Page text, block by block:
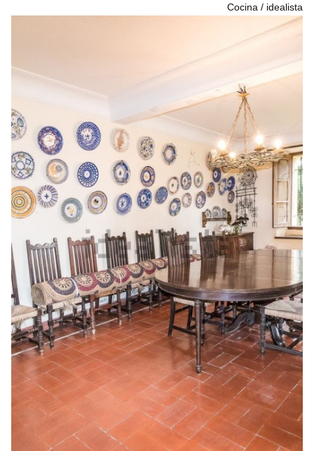
Cocina idealista